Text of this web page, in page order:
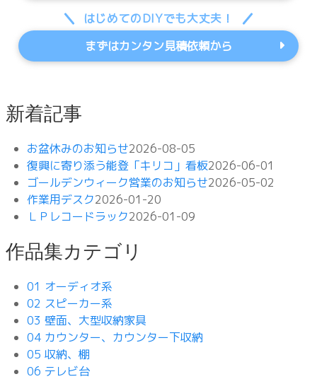
はじめてのDIYでも大丈夫！
まずはカンタン見積依頼から
新着記事
お盆休みのお知らせ2026-08-05
復興に寄り添う能登「キリコ」看板2026-06-01
ゴールデンウィーク営業のお知らせ2026-05-02
作業用デスク2026-01-20
ＬＰレコードラック2026-01-09
作品集カテゴリ
01 オーディオ系
02 スピーカー系
03 壁面、大型収納家具
04 カウンター、カウンター下収納
05 収納、棚
06 テレビ台